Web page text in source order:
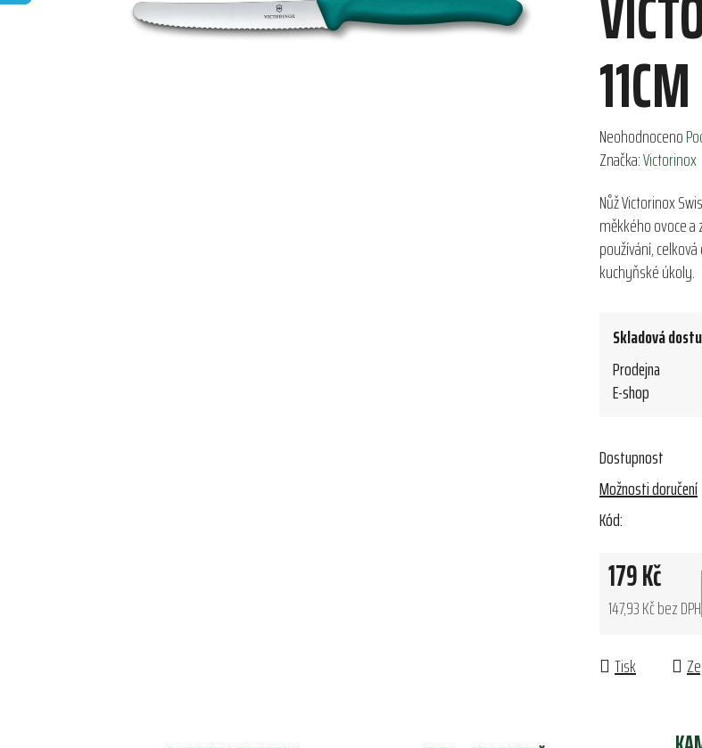
11CM
Průměrné
hodnocení
je
0,0
z
5
Neohodnoceno
Značka:Victorinox
Nůž Victorinox
měkkého ovoce
používání,
kuchyňské úkoly.
Skladová
Prodejna
E-shop
Dostupnost
Možnosti doručení
Kód:
179 Kč
147,93 Kč bez DPH
Tisk